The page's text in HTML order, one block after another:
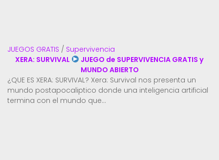
JUEGOS GRATIS / Supervivencia
XERA: SURVIVAL
JUEGO de SUPERVIVENCIA GRATIS y
MUNDO ABIERTO
¿QUE ES XERA: SURVIVAL? Xera: Survival nos presenta un
mundo postapocaliptico donde una inteligencia artificial
termina con el mundo que...